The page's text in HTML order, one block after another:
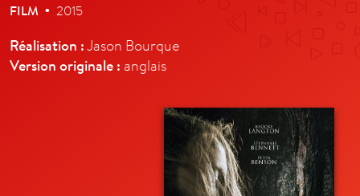
FILM • 2015
Réalisation :Jason Bourque
Version originale : anglais